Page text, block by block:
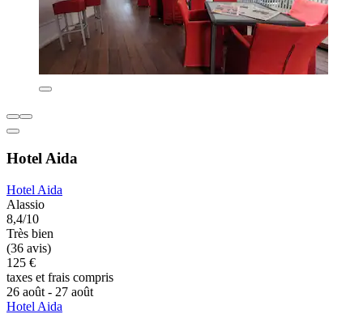
Hotel Aida
Hotel Aida
Alassio
8,4/10
Très bien
(36 avis)
125 €
taxes et frais compris
26 août - 27 août
Hotel Aida